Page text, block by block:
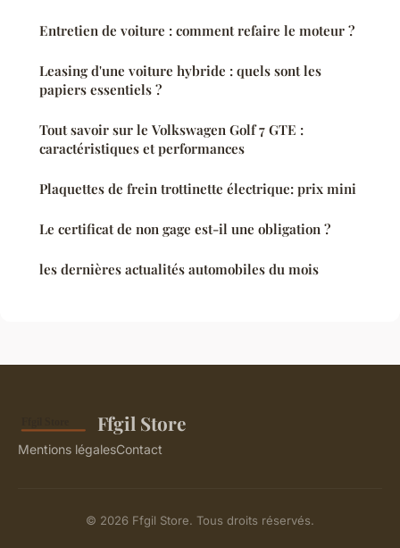
Entretien de voiture : comment refaire le moteur ?
Leasing d'une voiture hybride : quels sont les
papiers essentiels ?
Tout savoir sur le Volkswagen Golf 7 GTE :
caractéristiques et performances
Plaquettes de frein trottinette électrique: prix mini
Le certificat de non gage est-il une obligation ?
les dernières actualités automobiles du mois
Ffgil Store
Mentions légalesContact
© 2026 Ffgil Store. Tous droits réservés.